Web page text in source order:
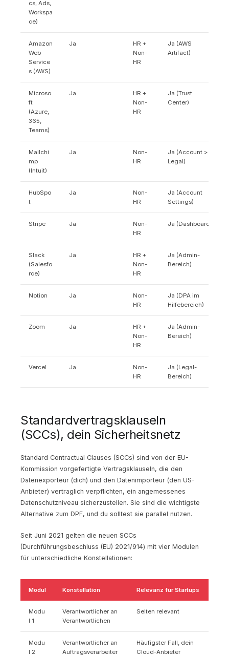
cs, Ads,
Workspa
ce)
Amazon
Web
Service
s (AWS)
Ja
HR +
Non-
HR
Ja (AWS
Artifact)
Microso
ft
(Azure,
365,
Teams)
Ja
HR +
Non-
HR
Ja (Trust
Center)
Mailchi
mp
(Intuit)
Ja
Non-
HR
Ja (Account >
Legal)
HubSpo
t
Ja
Non-
HR
Ja (Account
Settings)
Stripe Ja
Non-
HR
Ja (Dashboard)
Slack
(Salesfo
rce)
Ja
HR +
Non-
HR
Ja (Admin-
Bereich)
Notion Ja
Non-
HR
Ja (DPA im
Hilfebereich)
Zoom Ja
HR +
Non-
HR
Ja (Admin-
Bereich)
Vercel Ja
Non-
HR
Ja (Legal-
Bereich)
Standardvertragsklauseln
(SCCs), dein Sicherheitsnetz
Standard Contractual Clauses (SCCs) sind von der EU-
Kommission vorgefertigte Vertragsklauseln, die den
Datenexporteur (dich) und den Datenimporteur (den US-
Anbieter) vertraglich verpflichten, ein angemessenes
Datenschutzniveau sicherzustellen. Sie sind die wichtigste
Alternative zum DPF, und du solltest sie parallel nutzen.
Seit Juni 2021 gelten die neuen SCCs
(Durchführungsbeschluss (EU) 2021/914) mit vier Modulen
für unterschiedliche Konstellationen:
Modul Konstellation Relevanz für Startups
Modu
l 1
Verantwortlicher an
Verantwortlichen
Selten relevant
Modu
l 2
Verantwortlicher an
Auftragsverarbeiter
Häufigster Fall, dein
Cloud-Anbieter